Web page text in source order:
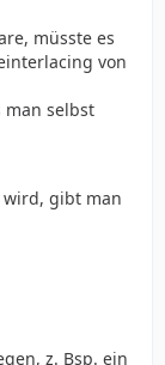
müsste es
von
man selbst
wird, gibt man
z. Bsp. ein